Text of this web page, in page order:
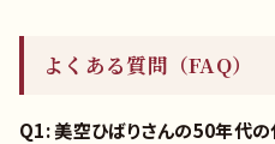
よくある質問（FAQ）
Q1: 美空ひばりさんの50年代の